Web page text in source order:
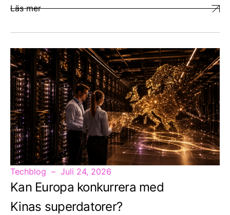
Läs mer
Techblog Juli 24, 2026
Kan Europa konkurrera med
Kinas superdatorer?